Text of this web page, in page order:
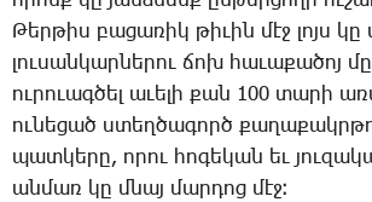
­­Թեր­թիս բա­ցա­ռիկ թի­ւին մէջ լոյս կը
լու­սան­կար­նե­րու ճոխ հա­ւա­քա­ծոյ
ու­րո­ւագ­ծել ա­ւե­լի քան 100 տա­րի
ու­նե­ցած ստեղ­ծա­գործ
պատ­կե­րը, ո­րու հո­գե­կան եւ
ան­մառ կը մնայ մար­դոց մէջ։